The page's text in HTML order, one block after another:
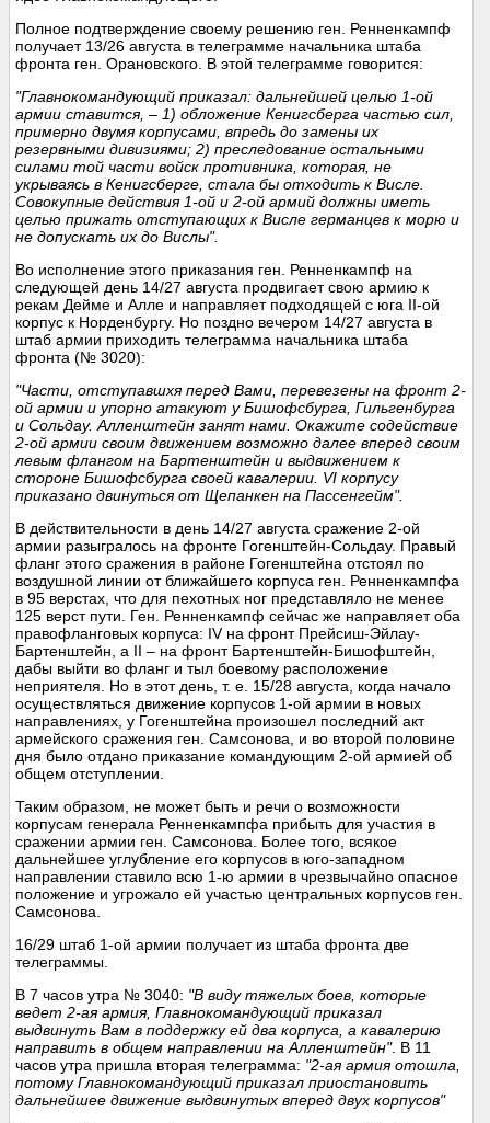
Полное подтверждение своему решению ген. Ренненкампф
получает 13/26 августа в телеграмме начальника штаба
фронта ген. Орановского. В этой телеграмме говорится:
"Главнокомандующий приказал: дальнейшей целью 1-ой
армии ставится, – 1) обложение Кенигсберга частью сил,
примерно двумя корпусами, впредь до замены их
резервными дивизиями; 2) преследование остальными
силами той части войск противника, которая, не
укрываясь в Кенигсберге, стала бы отходить к Висле.
Совокупные действия 1-ой и 2-ой армий должны иметь
целью прижать отступающих к Висле германцев к морю и
не допускать их до Вислы".
Во исполнение этого приказания ген. Ренненкампф на
следующей день 14/27 августа продвигает свою армию к
рекам Дейме и Алле и направляет подходящей с юга II-ой
корпус к Норденбургу. Но поздно вечером 14/27 августа в
штаб армии приходить телеграмма начальника штаба
фронта (№ 3020):
"Части, отступавшхя перед Вами, перевезены на фронт 2-
ой армии и упорно атакуют у Бишофсбурга, Гильгенбурга
и Сольдау. Алленштейн занят нами. Окажите содействие
2-ой армии своим движением возможно далее вперед своим
левым флангом на Бартенштейн и выдвижением к
стороне Бишофсбурга своей кавалерии. VI корпусу
приказано двинуться от Щепанкен на Пассенгейм".
В действительности в день 14/27 августа сражение 2-ой
армии разыгралось на фронте Гогенштейн-Сольдау. Правый
фланг этого сражения в районе Гогенштейна отстоял по
воздушной линии от ближайшего корпуса ген. Ренненкампфа
в 95 верстах, что для пехотных ног представляло не менее
125 верст пути. Ген. Ренненкампф сейчас же направляет оба
правофланговых корпуса: IV на фронт Прейсиш-Эйлау-
Бартенштейн, а II – на фронт Бартенштейн-Бишофштейн,
дабы выйти во фланг и тыл боевому расположение
неприятеля. Но в этот день, т. е. 15/28 августа, когда начало
осуществляться движение корпусов 1-ой армии в новых
направлениях, у Гогенштейна произошел последний акт
армейского сражения ген. Самсонова, и во второй половине
дня было отдано приказание командующим 2-ой армией об
общем отступлении.
Таким образом, не может быть и речи о возможности
корпусам генерала Ренненкампфа прибыть для участия в
сражении армии ген. Самсонова. Более того, всякое
дальнейшее углубление его корпусов в юго-западном
направлении ставило всю 1-ю армии в чрезвычайно опасное
положение и угрожало ей участью центральных корпусов ген.
Самсонова.
16/29 штаб 1-ой армии получает из штаба фронта две
телеграммы.
В 7 часов утра № 3040: "В виду тяжелых боев, которые
ведет 2-ая армия, Главнокомандующий приказал
выдвинуть Вам в поддержку ей два корпуса, а кавалерию
направить в общем направлении на Алленштейн". В 11
часов утра пришла вторая телеграмма: "2-ая армия отошла,
потому Главнокомандующий приказал приостановить
дальнейшее движение выдвинутых вперед двух корпусов"